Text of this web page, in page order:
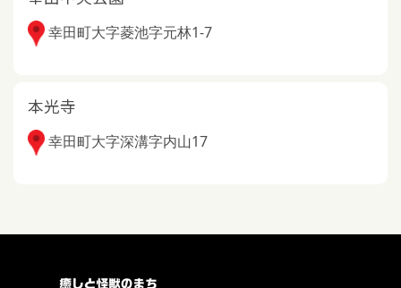
幸田町大字菱池字元林1-7
本光寺
幸田町大字深溝字内山17